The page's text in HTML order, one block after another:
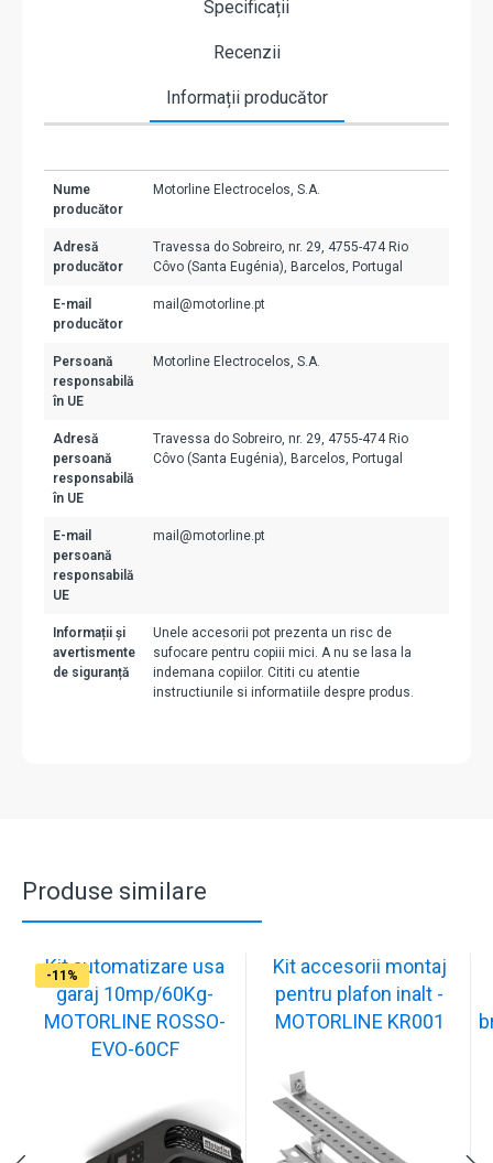
Specificații
Recenzii
Informații producător
Nume
producător
Motorline Electrocelos, S.A.
Adresă
producător
Travessa do Sobreiro, nr. 29, 4755-474 Rio
Côvo (Santa Eugénia), Barcelos, Portugal
E-mail
producător
mail@motorline.pt
Persoană
responsabilă
în UE
Motorline Electrocelos, S.A.
Adresă
persoană
responsabilă
în UE
Travessa do Sobreiro, nr. 29, 4755-474 Rio
Côvo (Santa Eugénia), Barcelos, Portugal
E-mail
persoană
responsabilă
UE
mail@motorline.pt
Informații și
avertismente
de siguranță
Unele accesorii pot prezenta un risc de
sufocare pentru copiii mici. A nu se lasa la
indemana copiilor. Cititi cu atentie
instructiunile si informatiile despre produs.
Produse similare
-11%
Kit automatizare usa
garaj 10mp/60Kg-
MOTORLINE ROSSO-
EVO-60CF
-10%
Kit accesorii montaj
pentru plafon inalt -
MOTORLINE KR001
-11%